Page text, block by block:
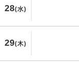
28(水)
29(木)